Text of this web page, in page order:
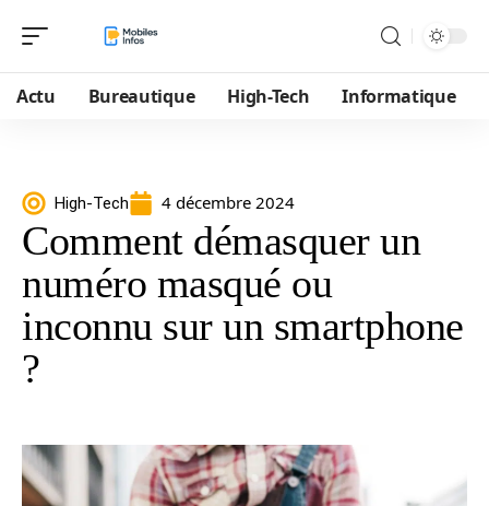
Actu Bureautique High-Tech Informatique
High-Tech 4 décembre 2024
Comment démasquer un
numéro masqué ou
inconnu sur un smartphone
?